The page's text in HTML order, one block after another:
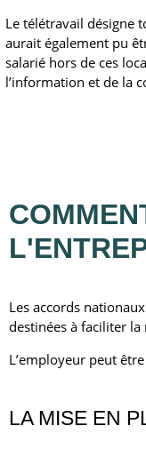
Le télétravail désigne
aurait également pu
salarié hors de ces
l’information et de la
Les accords
destinées à faciliter
L’employeur peut
LA MISE EN